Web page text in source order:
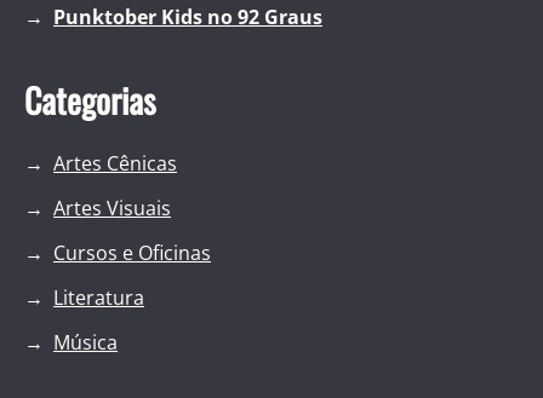
Punktober Kids no 92 Graus
Categorias
Artes Cênicas
Artes Visuais
Cursos e Oficinas
Literatura
Música